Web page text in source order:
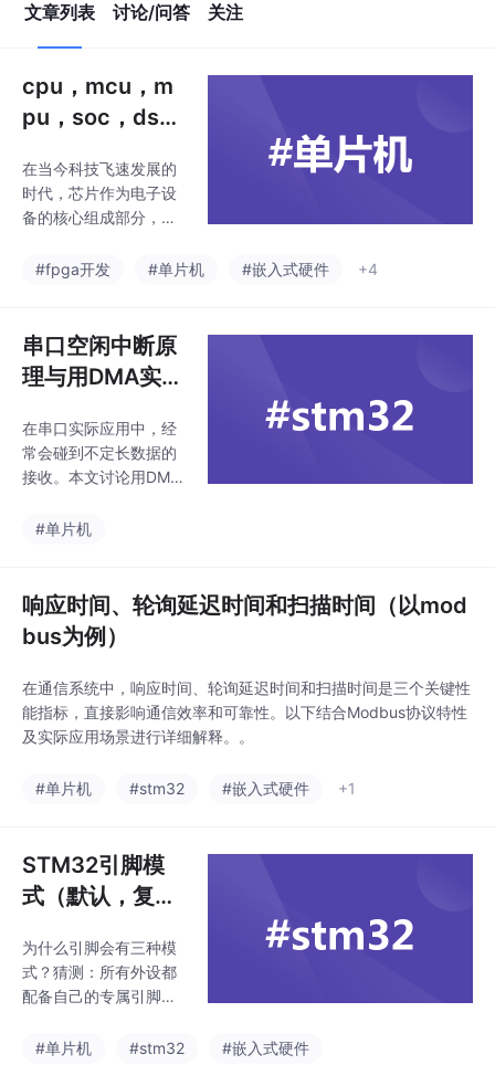
文章列表 讨论/问答 关注
cpu，mcu，m
pu，soc，ds
及其之间的关系
在当今科技飞速发展的
时代，芯片作为电子设
备的核心组成部分，其
了解不同类型芯片的特
电子工程师、科技爱好
者以及相关行业从业者
来说至关重要。以下是
U、SoC、DSP、FPGA
的详细解析及其相互关
系，结合核心特性与典
#fpga开发 #单片机 #嵌入式硬件 +4
串口空闲中断原
理与用DMA实现
（STM32F4）
在串口实际应用中，经
常会碰到不定长数据的
接收。本文讨论用DMA
现不定长数据接收。
#单片机
响应时间、轮询延迟时间和扫描时间（以mod
bus为例）
在通信系统中，响应时间、轮询延迟时间和扫描时间是三个关键性
能指标，直接影响通信效率和可靠性。以下结合Modbus协议特性
及实际应用场景进行详细解释。。
#单片机 #stm32 #嵌入式硬件 +1
STM32引脚模
式（默认，复
解与例程（基于
STM32F10x系
为什么引脚会有三种模
式？猜测：所有外设都
配备自己的专属引脚，
低，成本也会上升。单
#单片机 #stm32 #嵌入式硬件